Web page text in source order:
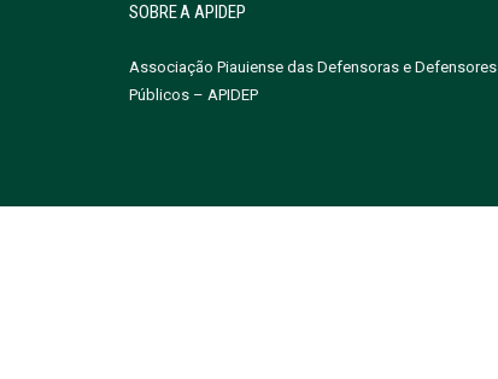
SOBRE A APIDEP
Associação Piauiense das Defensoras e Defensores
Públicos – APIDEP